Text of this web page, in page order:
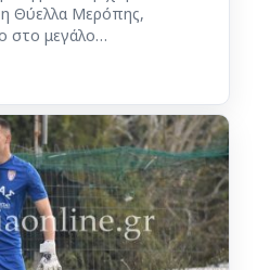
η Θύελλα Μερόπης,
στο μεγάλο…